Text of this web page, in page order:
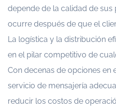
depende de la calidad de
ocurre después de que el
La logística y la distribución
en el pilar competitivo de
Con decenas de opciones en
servicio de mensajería
reducir los costos de